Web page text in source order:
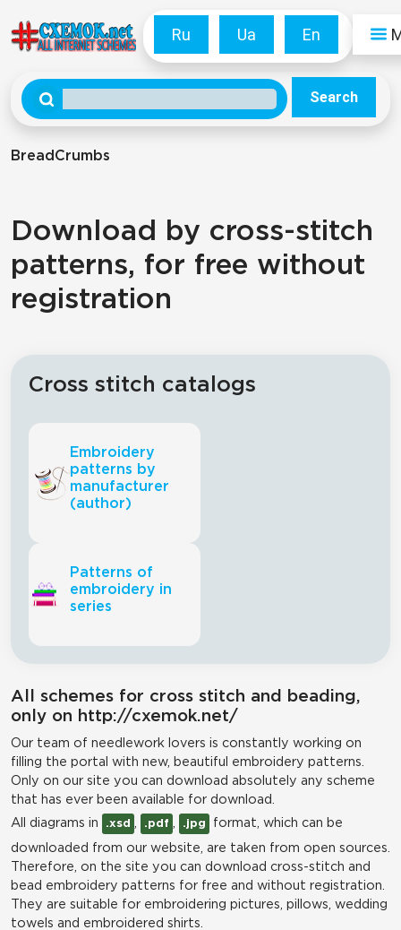
Ru Ua En
Search
BreadCrumbs
Download by cross-stitch
patterns, for free without
registration
Cross stitch catalogs
Embroidery
patterns by
manufacturer
(author)
Patterns of
embroidery in
series
All schemes for cross stitch and beading,
only on http://cxemok.net/
Our team of needlework lovers is constantly working on
filling the portal with new, beautiful embroidery patterns.
Only on our site you can download absolutely any scheme
that has ever been available for download.
All diagrams in
.xsd .pdf .jpg format, which can be
downloaded from our website, are taken from open sources.
Therefore, on the site you can download cross-stitch and
bead embroidery patterns for free and without registration.
They are suitable for embroidering pictures, pillows, wedding
towels and embroidered shirts.